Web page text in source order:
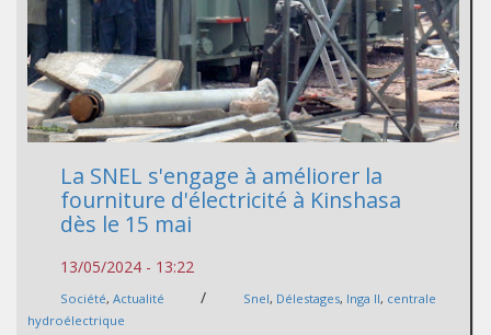
La SNEL s'engage à améliorer la
fourniture d'électricité à Kinshasa
dès le 15 mai
13/05/2024 - 13:22
Société, Actualité / Snel, Délestages, Inga II, centrale
hydroélectrique